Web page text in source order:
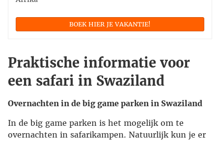
BOEK HIER JE VAKANTIE!
Praktische informatie voor
een safari in Swaziland
Overnachten in de big game parken in Swaziland
In de big game parken is het mogelijk om te
overnachten in safarikampen. Natuurlijk kun je er